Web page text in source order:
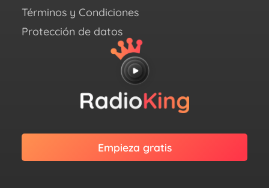
Términos y Condiciones
Protección de datos
Empieza gratis